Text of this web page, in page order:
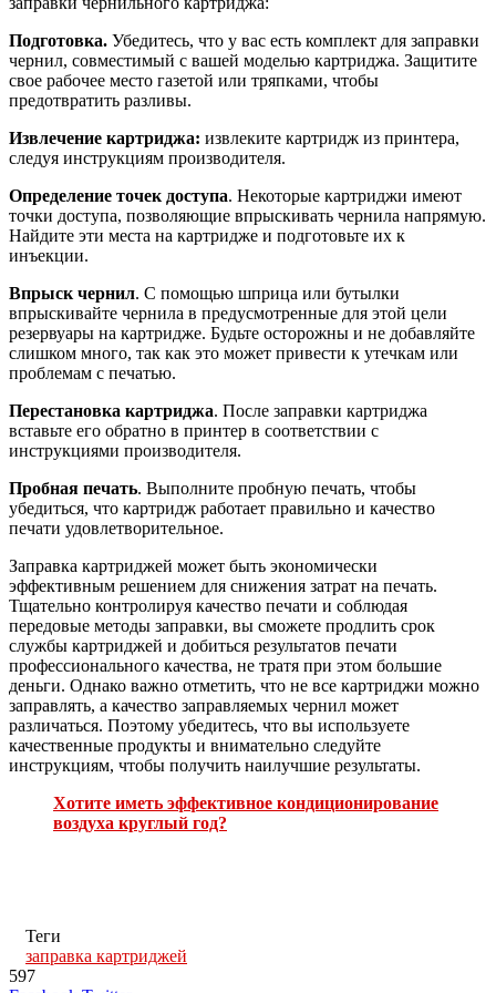
Подготовка. Убедитесь, что у вас есть комплект для заправки
чернил, совместимый с вашей моделью картриджа. Защитите
свое рабочее место газетой или тряпками, чтобы
предотвратить разливы.
Извлечение картриджа: извлеките картридж из принтера,
следуя инструкциям производителя.
Определение точек доступа. Некоторые картриджи имеют
точки доступа, позволяющие впрыскивать чернила напрямую.
Найдите эти места на картридже и подготовьте их к
инъекции.
Впрыск чернил. С помощью шприца или бутылки
впрыскивайте чернила в предусмотренные для этой цели
резервуары на картридже. Будьте осторожны и не добавляйте
слишком много, так как это может привести к утечкам или
проблемам с печатью.
Перестановка картриджа. После заправки картриджа
вставьте его обратно в принтер в соответствии с
инструкциями производителя.
Пробная печать. Выполните пробную печать, чтобы
убедиться, что картридж работает правильно и качество
печати удовлетворительное.
Заправка картриджей может быть экономически
эффективным решением для снижения затрат на печать.
Тщательно контролируя качество печати и соблюдая
передовые методы заправки, вы сможете продлить срок
службы картриджей и добиться результатов печати
профессионального качества, не тратя при этом большие
деньги. Однако важно отметить, что не все картриджи можно
заправлять, а качество заправляемых чернил может
различаться. Поэтому убедитесь, что вы используете
качественные продукты и внимательно следуйте
инструкциям, чтобы получить наилучшие результаты.
Хотите иметь эффективное кондиционирование
воздуха круглый год?
Теги
заправка картриджей
597